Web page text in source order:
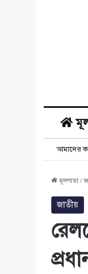
আমাদের
মূলপাতা/
জাতীয়